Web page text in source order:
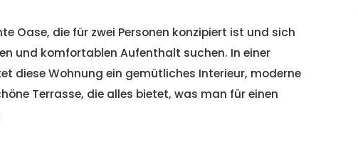
Oase, die für zwei Personen konzipiert ist und sich
und komfortablen Aufenthalt suchen. In einer
diese Wohnung ein gemütliches Interieur, moderne
Terrasse, die alles bietet, was man für einen